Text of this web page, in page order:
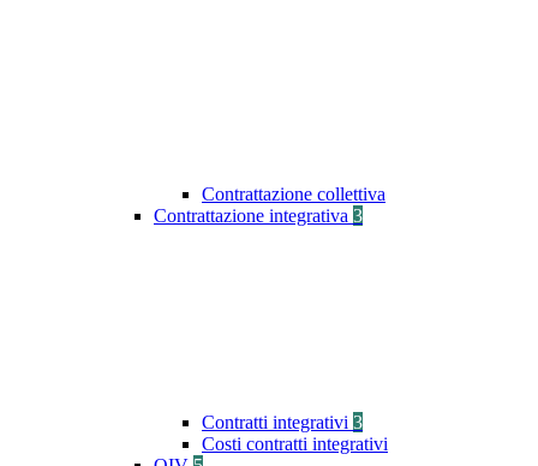
Contrattazione collettiva
Contrattazione integrativa 3
Contratti integrativi 3
Costi contratti integrativi